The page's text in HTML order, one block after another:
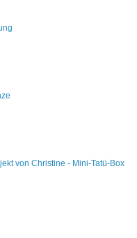
von Christine - Mini-Tatü-Box